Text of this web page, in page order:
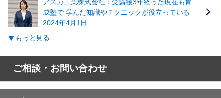
アスカ工業株式会社：受講後3年経った現在も育
成塾で 学んだ知識やテクニックが役立っている
2024年4月1日
もっと見る
ご相談・お問い合わせ